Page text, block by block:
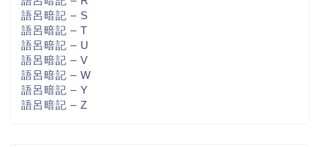
語呂暗記 – S
語呂暗記 – T
語呂暗記 – U
語呂暗記 – V
語呂暗記 – W
語呂暗記 – Y
語呂暗記 – Z